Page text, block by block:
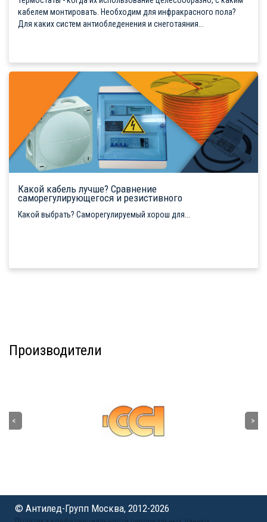
кабелем монтировать. Необходим для инфракрасного пола?
Для каких систем антиобледенения и снеготаяния...
Какой кабель лучше? Сравнение
саморегулирующегося и резистивного
Какой выбрать? Саморегулируемый хорош для...
Производители
© Антилед-Групп Москва, 2012-2026